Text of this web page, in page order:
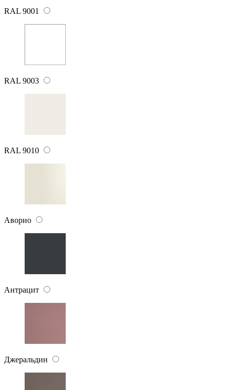
RAL 9001
RAL 9003
RAL 9010
Аворио
Антрацит
Джеральдин